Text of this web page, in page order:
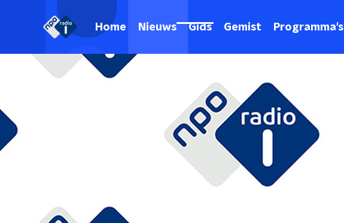
Home Nieuws Gids Gemist Programma's